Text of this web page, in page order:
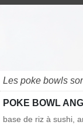
Les poke bowls
POKE BOWL
base de riz à sushi,